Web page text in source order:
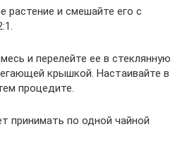
растение и смешайте его с
и перелейте ее в стеклянную
крышкой. Настаивайте в
процедите.
принимать по одной чайной